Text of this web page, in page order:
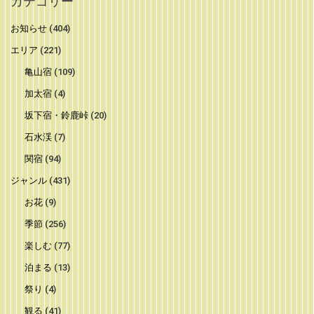
お知らせ (404)
エリア (221)
亀山宿(109)
加太宿(4)
坂下宿・鈴鹿峠(20)
石水渓(7)
関宿(94)
ジャンル (431)
お花(9)
季節 (256)
楽しむ (77)
泊まる (13)
祭り (4)
観る (41)